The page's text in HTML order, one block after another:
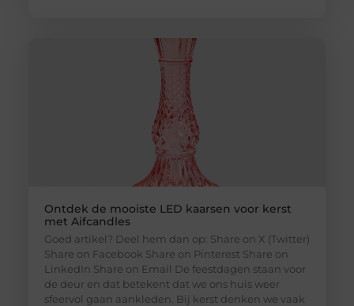
Ontdek de mooiste LED kaarsen voor kerst
met Aifcandles
Goed artikel? Deel hem dan op: Share on X (Twitter)
Share on Facebook Share on Pinterest Share on
LinkedIn Share on Email De feestdagen staan voor
de deur en dat betekent dat we ons huis weer
sfeervol gaan aankleden. Bij kerst denken we vaak